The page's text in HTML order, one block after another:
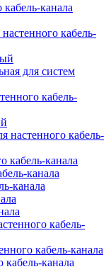
канала
кабель-
для систем
кабель-
настенного кабель-
кабель-канала
канала
канала
кабель-
кабель-канала
кабель-канала